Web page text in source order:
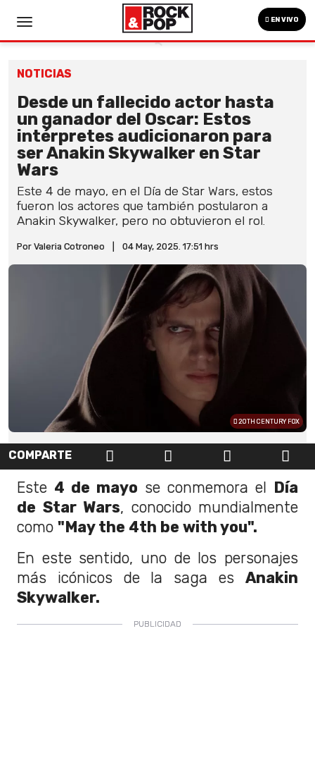
EN VIVO
NOTICIAS
Desde un fallecido actor hasta
un ganador del Oscar: Estos
intérpretes audicionaron para
ser Anakin Skywalker en Star
Wars
Este 4 de mayo, en el Día de Star Wars, estos
fueron los actores que también postularon a
Anakin Skywalker, pero no obtuvieron el rol.
Por Valeria Cotroneo 04 May, 2025. 17:51 hrs
20TH CENTURY FOX
COMPARTE
Este 4 de mayo se conmemora el Día
de Star Wars, conocido mundialmente
como "May the 4th be with you".
En este sentido, uno de los personajes
más icónicos de la saga es Anakin
Skywalker.